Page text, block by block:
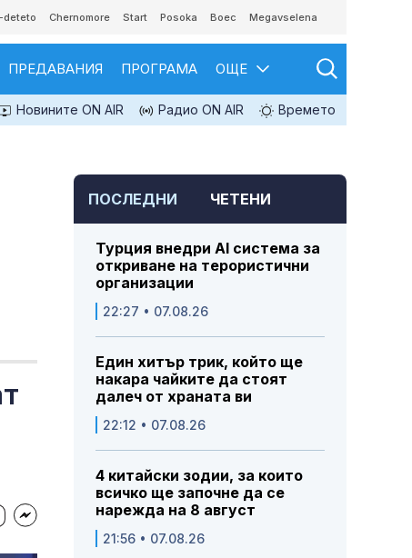
deteto Chernomore Start Posoka Boec Megavselena
ПРЕДАВАНИЯ ПРОГРАМА ОЩЕ
Новините ON AIR Радио ON AIR Времето
ПОСЛЕДНИ ЧЕТЕНИ
Турция внедри AI система за
откриване на терористични
организации
22:27 • 07.08.26
Един хитър трик, който ще
накара чайките да стоят
далеч от храната ви
22:12 • 07.08.26
4 китайски зодии, за които
всичко ще започне да се
нарежда на 8 август
21:56 • 07.08.26